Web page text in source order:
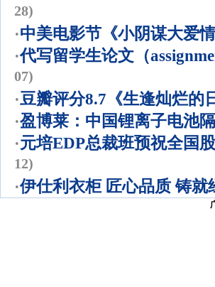
28)
·中美电影节《小阴谋大爱
·代写留学生论文（
07)
·豆瓣评分8.7《生逢灿烂的
·盈博莱：中国锂离子电池
·元培EDP总裁班预祝全国
12)
·伊仕利衣柜 匠心品质 铸就